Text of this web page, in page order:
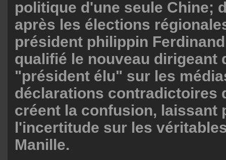
politique d'une seule Chine;
après les élections
président philippin
qualifié le nouveau dirigeant
"président élu" sur les
déclarations contradictoires
créent la confusion, laissant
l'incertitude sur les
Manille.